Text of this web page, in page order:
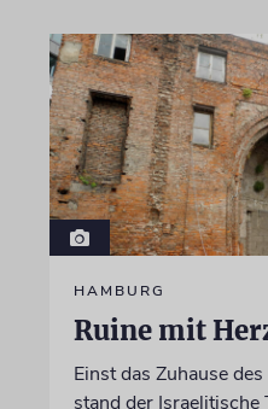
HAMBURG
Ruine mit
Einst das Zuhause
stand der